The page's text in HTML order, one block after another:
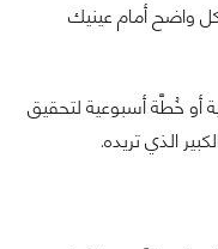
واضح أمام عينيك
أو خُطَّة أسبوعية لتحقيق
الذي تريده.